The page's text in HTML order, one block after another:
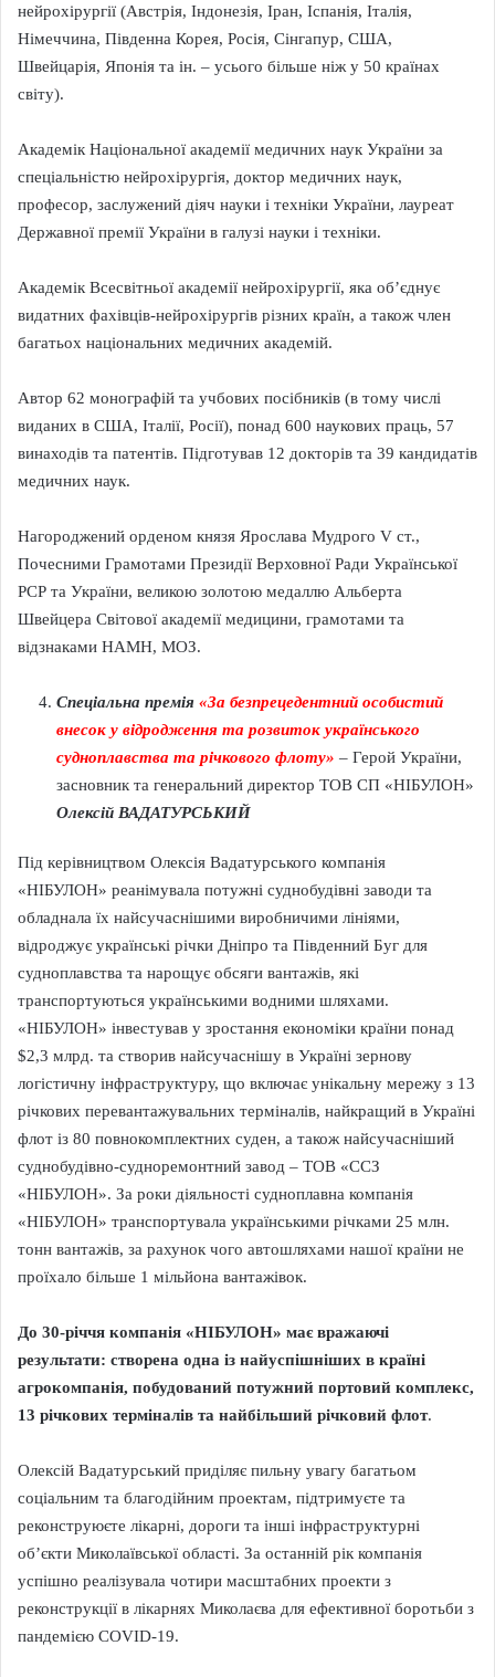
нейрохірургії (Австрія, Індонезія, Іран, Іспанія, Італія,
Німеччина, Південна Корея, Росія, Сінгапур, США,
Швейцарія, Японія та ін. – усього більше ніж у 50 країнах
світу).
Академік Національної академії медичних наук України за
спеціальністю нейрохірургія, доктор медичних наук,
професор, заслужений діяч науки і техніки України, лауреат
Державної премії України в галузі науки і техніки.
Академік Всесвітньої академії нейрохірургії, яка об’єднує
видатних фахівців-нейрохірургів різних країн, а також член
багатьох національних медичних академій.
Автор 62 монографій та учбових посібників (в тому числі
виданих в США, Італії, Росії), понад 600 наукових праць, 57
винаходів та патентів. Підготував 12 докторів та 39 кандидатів
медичних наук.
Нагороджений орденом князя Ярослава Мудрого V ст.,
Почесними Грамотами Президії Верховної Ради Української
РСР та України, великою золотою медаллю Альберта
Швейцера Світової академії медицини, грамотами та
відзнаками НАМН, МОЗ.
Спеціальна премія «За безпрецедентний особистий
внесок у відродження та розвиток українського
судноплавства та річкового флоту» – Герой України,
засновник та генеральний директор ТОВ СП «НІБУЛОН»
Олексій ВАДАТУРСЬКИЙ
Під керівництвом Олексія Вадатурського компанія
«НІБУЛОН» реанімувала потужні суднобудівні заводи та
обладнала їх найсучаснішими виробничими лініями,
відроджує українські річки Дніпро та Південний Буг для
судноплавства та нарощує обсяги вантажів, які
транспортуються українськими водними шляхами.
«НІБУЛОН» інвестував у зростання економіки країни понад
$2,3 млрд. та створив найсучаснішу в Україні зернову
логістичну інфраструктуру, що включає унікальну мережу з 13
річкових перевантажувальних терміналів, найкращий в Україні
флот із 80 повнокомплектних суден, а також найсучасніший
суднобудівно-судноремонтний завод – ТОВ «ССЗ
«НІБУЛОН». За роки діяльності судноплавна компанія
«НІБУЛОН» транспортувала українськими річками 25 млн.
тонн вантажів, за рахунок чого автошляхами нашої країни не
проїхало більше 1 мільйона вантажівок.
До 30-річчя компанія «НІБУЛОН» має вражаючі
результати: створена одна із найуспішніших в країні
агрокомпанія, побудований потужний портовий комплекс,
13 річкових терміналів та найбільший річковий флот.
Олексій Вадатурський приділяє пильну увагу багатьом
соціальним та благодійним проектам, підтримуєте та
реконструюєте лікарні, дороги та інші інфраструктурні
об’єкти Миколаївської області. За останній рік компанія
успішно реалізувала чотири масштабних проекти з
реконструкції в лікарнях Миколаєва для ефективної боротьби з
пандемією COVID-19.